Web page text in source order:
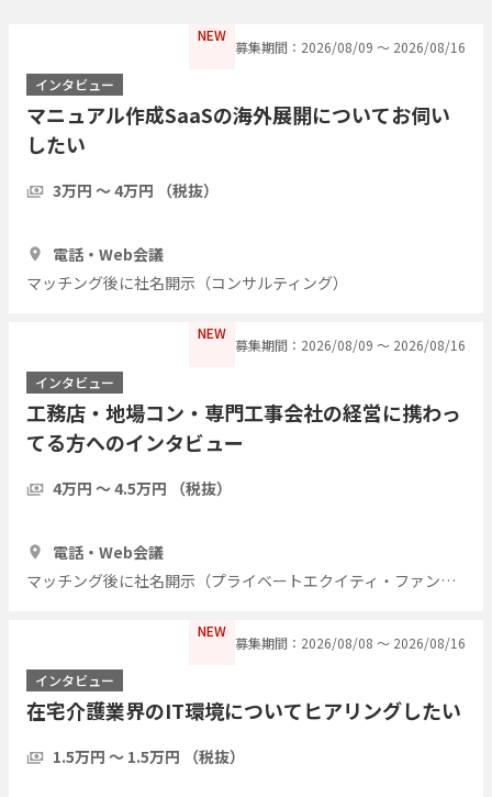
NEW
募集期間：2026/08/09 〜 2026/08/16
インタビュー
マニュアル作成SaaSの海外展開についてお伺い
したい
3万円 〜 4万円 （税抜）
電話・Web会議
マッチング後に社名開示（コンサルティング）
NEW
募集期間：2026/08/09 〜 2026/08/16
インタビュー
工務店・地場コン・専門工事会社の経営に携わっ
てる方へのインタビュー
4万円 〜 4.5万円 （税抜）
電話・Web会議
マッチング後に社名開示（プライベートエクイティ・ファンド）
NEW
募集期間：2026/08/08 〜 2026/08/16
インタビュー
在宅介護業界のIT環境についてヒアリングしたい
1.5万円 〜 1.5万円 （税抜）